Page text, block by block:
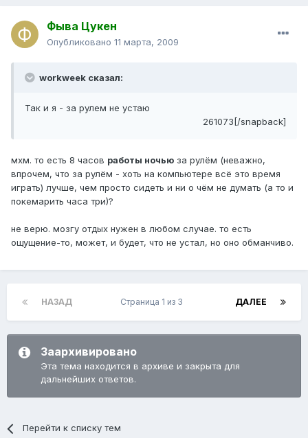
Фыва Цукен
Опубликовано 11 марта, 2009
workweek сказал:
Так и я - за рулем не устаю
261073[/snapback]
мхм. то есть 8 часов работы ночью за рулём (неважно,
впрочем, что за рулём - хоть на компьютере всё это время
играть) лучше, чем просто сидеть и ни о чём не думать (а то и
покемарить часа три)?
не верю. мозгу отдых нужен в любом случае. то есть
ощущение-то, может, и будет, что не устал, но оно обманчиво.
НАЗАД ДАЛЕЕ
Страница 1 из 3
Заархивировано
Эта тема находится в архиве и закрыта для
дальнейших ответов.
Перейти к списку тем